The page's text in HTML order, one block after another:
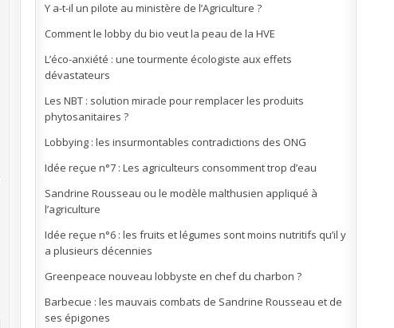
Y a-t-il un pilote au ministère de l’Agriculture ?
Comment le lobby du bio veut la peau de la HVE
L’éco-anxiété : une tourmente écologiste aux effets
dévastateurs
Les NBT : solution miracle pour remplacer les produits
phytosanitaires ?
Lobbying : les insurmontables contradictions des ONG
Idée reçue n°7 : Les agriculteurs consomment trop d’eau
Sandrine Rousseau ou le modèle malthusien appliqué à
l’agriculture
Idée reçue n°6 : les fruits et légumes sont moins nutritifs qu’il y
a plusieurs décennies
Greenpeace nouveau lobbyste en chef du charbon ?
Barbecue : les mauvais combats de Sandrine Rousseau et de
ses épigones